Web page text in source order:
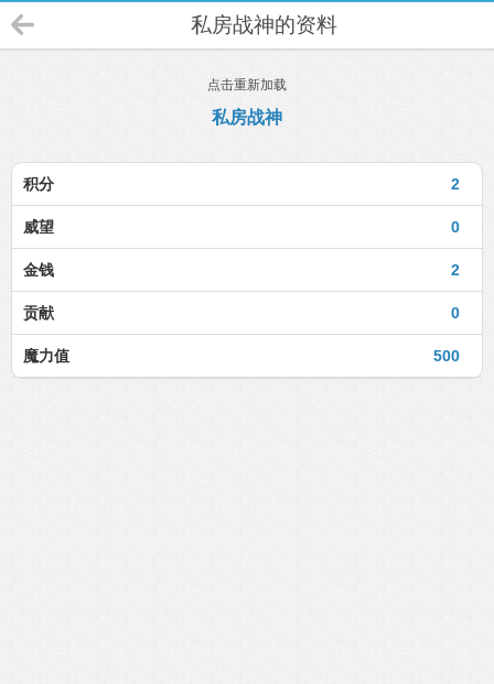
私房战神的资料
点击重新加载
私房战神
2
积分
0
威望
2
金钱
0
贡献
500
魔力值